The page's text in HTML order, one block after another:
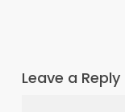
Leave a Reply